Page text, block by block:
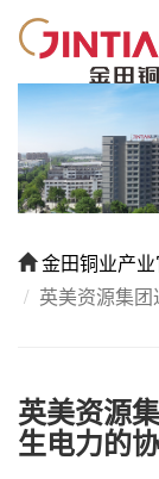
金田铜业产业
英美资源集
英美资源
生电力的